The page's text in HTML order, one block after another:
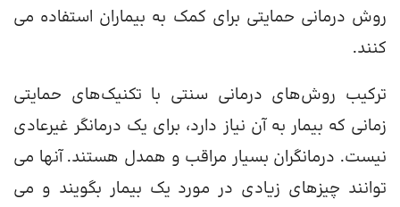
روش درمانی حمایتی برای کمک به بیماران استفاده می
کنند.
ترکیب روش‌های درمانی سنتی با تکنیک‌های حمایتی
زمانی که بیمار به آن نیاز دارد، برای یک درمانگر غیرعادی
نیست. درمانگران بسیار مراقب و همدل هستند. آنها می
توانند چیزهای زیادی در مورد یک بیمار بگویند و می